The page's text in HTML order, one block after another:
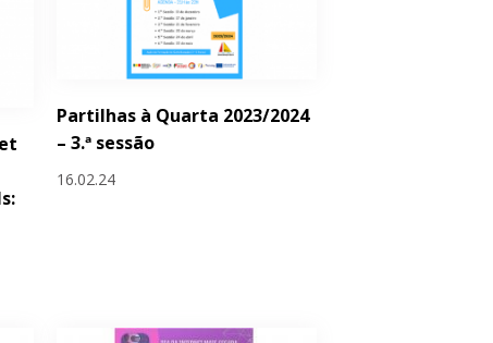
Partilhas à Quarta 2023/2024
– 3.ª sessão
16.02.24